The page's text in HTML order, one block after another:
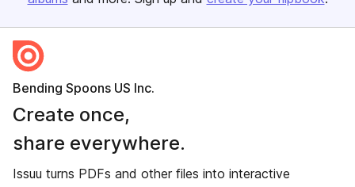
Bending Spoons US Inc.
Create once,
share everywhere.
Issuu turns PDFs and other files into interactive